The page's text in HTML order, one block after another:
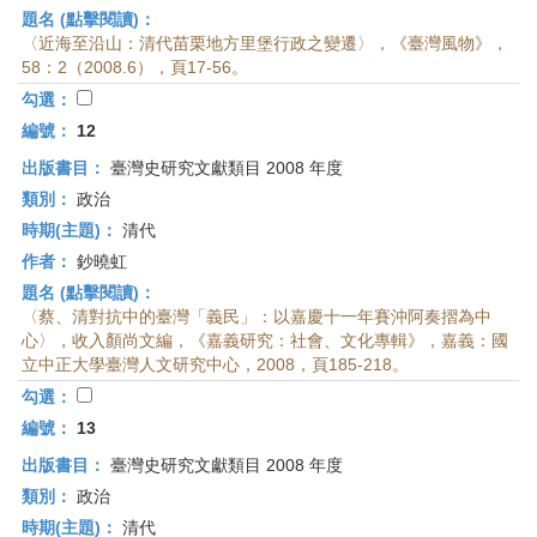
題名 (點擊閱讀)：
〈近海至沿山：清代苗栗地方里堡行政之變遷〉，《臺灣風物》，
58：2（2008.6），頁17-56。
勾選：
編號：
12
出版書目： 臺灣史研究文獻類目 2008 年度
類別： 政治
時期(主題)： 清代
作者： 鈔曉虹
題名 (點擊閱讀)：
〈蔡、清對抗中的臺灣「義民」：以嘉慶十一年賽沖阿奏摺為中
心〉，收入顏尚文編，《嘉義研究：社會、文化專輯》，嘉義：國
立中正大學臺灣人文研究中心，2008，頁185-218。
勾選：
編號：
13
出版書目： 臺灣史研究文獻類目 2008 年度
類別： 政治
時期(主題)： 清代